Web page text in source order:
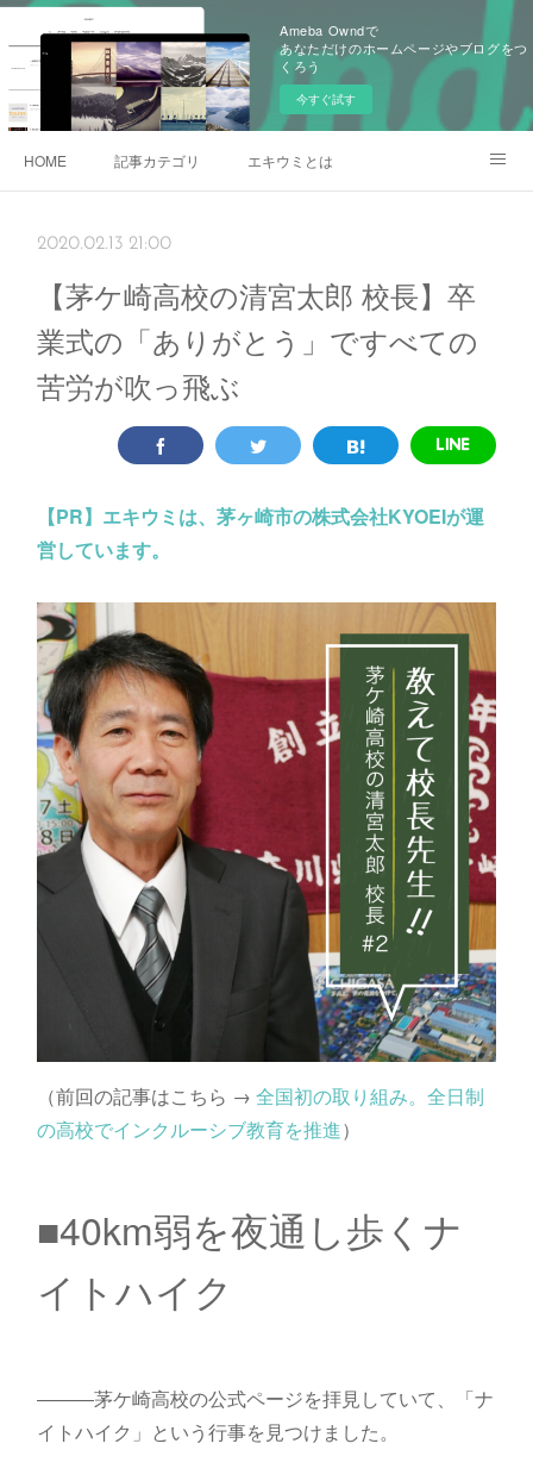
Ameba Owndで
あなただけのホームページやブログをつ
くろう
今すぐ試す
HOME 記事カテゴリ エキウミとは
2020.02.13 21:00
【茅ケ崎高校の清宮太郎 校長】卒
業式の「ありがとう」ですべての
苦労が吹っ飛ぶ
【PR】 エキウミは、茅ヶ崎市の株式会社KYOEIが運
営しています。
（前回の記事はこちら → 全国初の取り組み。全日制
の高校でインクルーシブ教育を推進）
■40km弱を夜通し歩くナ
イトハイク
―――茅ケ崎高校の公式ページを拝見していて、「ナ
イトハイク」という行事を見つけました。